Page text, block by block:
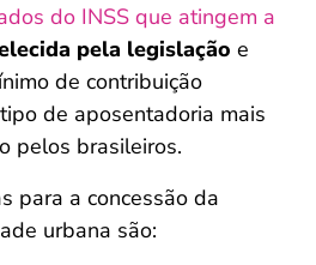
do INSS que atingem a
pela legislação e
de contribuição
de aposentadoria mais
pelos brasileiros.
para a concessão da
urbana são: